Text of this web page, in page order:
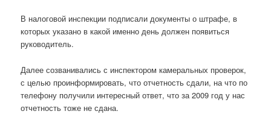
В налоговой инспекции подписали документы о штрафе, в
которых указано в какой именно день должен появиться
руководитель.
Далее созванивались с инспектором камеральных проверок,
с целью проинформировать, что отчетность сдали, на что по
телефону получили интересный ответ, что за 2009 год у нас
отчетность тоже не сдана.